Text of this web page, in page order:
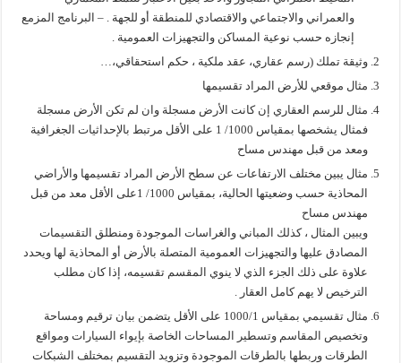
والعمراني والاجتماعي والاقتصادي للمنطقة أو للجهة . – البرنامج المزمع
إنجازه حسب نوعية المساكن والتجهيزات العمومية .
وثيقة تملك (رسم عقاري، عقد ملكية ، حكم استحقاقي،…
مثال موقعي للأرض المراد تقسيمها
مثال للرسم العقاري إن كانت الأرض مسجلة وان لم تكن الأرض مسجلة
فمثال يشخصها بمقياس 1000/ 1 على الأقل مرتبط بالإحداثيات الجغرافية
ومعد من قبل مهندس مساح
مثال يبين مختلف الارتفاعات عن سطح الأرض المراد تقسيمها والأراضي
المحاذية حسب وضعيتها الحالية، بمقياس 1000/ 1على الأقل معد من قبل
مهندس مساح
ويبين المثال ، كذلك المباني والغراسات الموجودة ومنطلق التقسيمات
المصادق عليها والتجهيزات العمومية المتصلة بالأرض أو المحاذية لها ويحدد
علاوة على ذلك الجزء الذي لا ينوي المقسم تقسيمه، إذا كان مطلب
الترخيص لا يهم كامل العقار .
مثال تقسيمي بمقياس 1000/1 على الأقل يتضمن بيان ترقيم ومساحة
وتخصيص المقاسم وتسطير المساحات الخاصة بإيواء السيارات ومواقع
الطرقات وربطها بالطرقات الموجودة وتزويد التقسيم بمختلف الشبكات